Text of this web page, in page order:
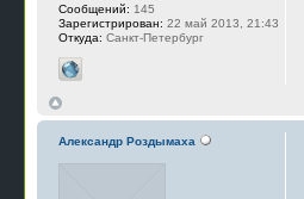
Сообщений: 145
Зарегистрирован: 22 май 2013, 21:43
Откуда: Санкт-Петербург
Александр Роздымаха